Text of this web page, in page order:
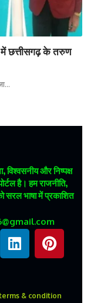
में छत्तीसगढ़ के तरुण
…
विश्वसनीय और निष्पक्ष
है। हम राजनीति,
भाषा में प्रकाशित
& condition